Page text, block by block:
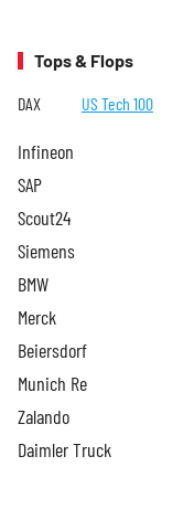
Tops & Flops
DAX US Tech 100
Infineon
SAP
Scout24
Siemens
BMW
Merck
Beiersdorf
Munich Re
Zalando
Daimler Truck